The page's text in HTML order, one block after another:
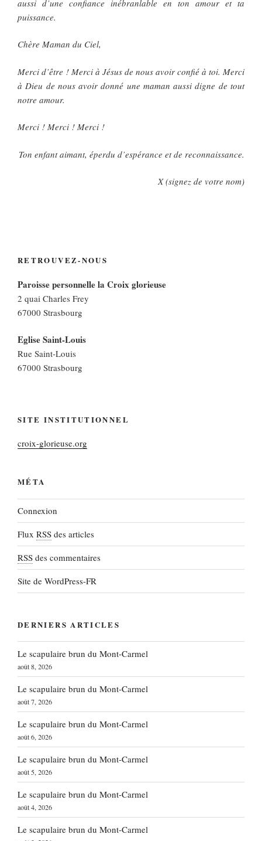
aussi d’une confiance inébranlable en ton amour et ta
puissance.
Chère Maman du Ciel,
Merci d’être ! Merci à Jésus de nous avoir confié à toi. Merci
à Dieu de nous avoir donné une maman aussi digne de tout
notre amour.
Merci ! Merci ! Merci !
Ton enfant aimant, éperdu d’espérance et de reconnaissance.
X (signez de votre nom)
RETROUVEZ-NOUS
Paroisse personnelle la Croix glorieuse
2 quai Charles Frey
67000 Strasbourg
Eglise Saint-Louis
Rue Saint-Louis
67000 Strasbourg
SITE INSTITUTIONNEL
croix-glorieuse.org
MÉTA
Connexion
Flux RSS des articles
RSS des commentaires
Site de WordPress-FR
DERNIERS ARTICLES
Le scapulaire brun du Mont-Carmel
août 8, 2026
Le scapulaire brun du Mont-Carmel
août 7, 2026
Le scapulaire brun du Mont-Carmel
août 6, 2026
Le scapulaire brun du Mont-Carmel
août 5, 2026
Le scapulaire brun du Mont-Carmel
août 4, 2026
Le scapulaire brun du Mont-Carmel